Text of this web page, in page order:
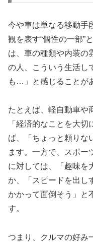
今や車は単なる移動手
観を表す“個性の一部”
は、車の種類や内装の
の人、こういう生活し
も…」と感じることが
たとえば、軽自動車や
「経済的なことを大
ば、「ちょっと頼りな
ます。一方で、スポー
に対しては、「趣味を
か、「スピードを出し
かかって面倒そう」と
す。
つまり、クルマの好み